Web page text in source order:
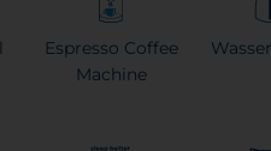
Espresso Coffee
Machine